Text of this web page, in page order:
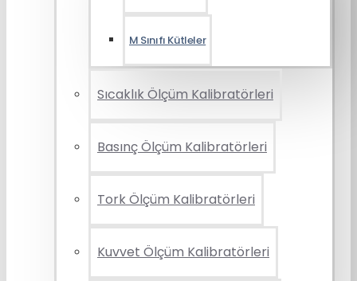
M Sınıfı Kütleler
Sıcaklık Ölçüm Kalibratörleri
Basınç Ölçüm Kalibratörleri
Tork Ölçüm Kalibratörleri
Kuvvet Ölçüm Kalibratörleri